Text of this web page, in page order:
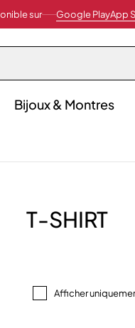
sur Google PlayApp
Bijoux & Montres
T-SHIRT
Afficher